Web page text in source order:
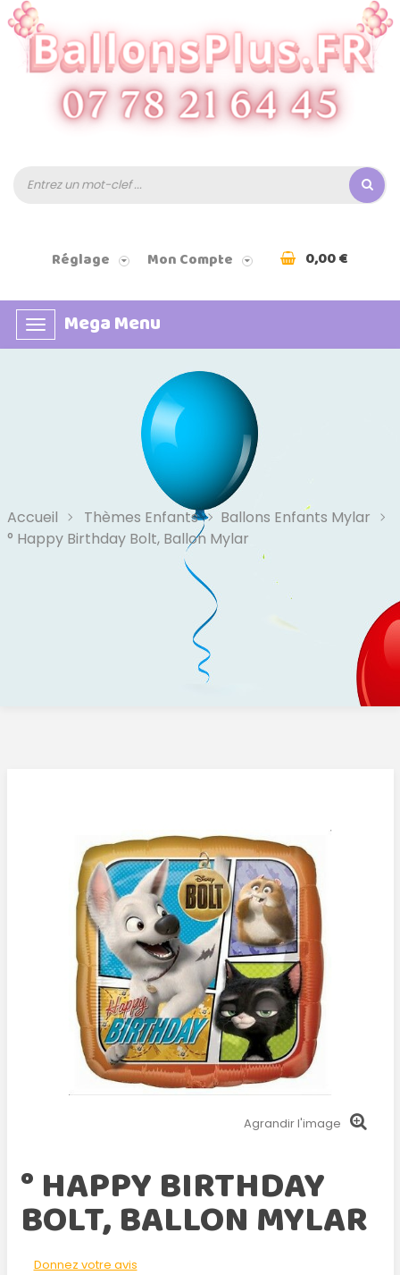
Réglage Mon Compte 0,00 €
Basculer
la
Mega Menu
Accueil Thèmes Enfants
Ballons Enfants Mylar
° Happy Birthday Bolt, Ballon Mylar
Agrandir l'image
° HAPPY BIRTHDAY
BOLT, BALLON MYLAR
Donnez votre avis